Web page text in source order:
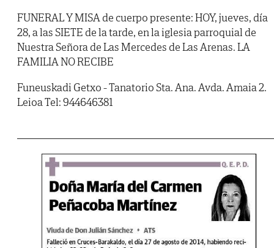
FUNERAL Y MISA de cuerpo presente: HOY, jueves, día
28, a las SIETE de la tarde, en la iglesia parroquial de
Nuestra Señora de Las Mercedes de Las Arenas. LA
FAMILIA NO RECIBE
Funeuskadi Getxo - Tanatorio Sta. Ana. Avda. Amaia 2.
Leioa Tel: 944646381